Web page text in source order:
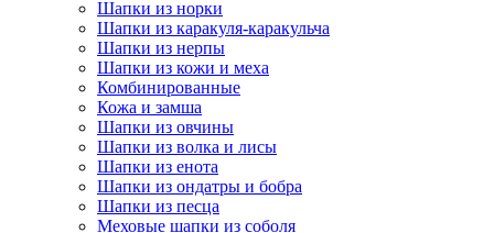
Шапки из норки
Шапки из каракуля-каракульча
Шапки из нерпы
Шапки из кожи и меха
Комбинированные
Кожа и замша
Шапки из овчины
Шапки из волка и лисы
Шапки из енота
Шапки из ондатры и бобра
Шапки из песца
Меховые шапки из соболя